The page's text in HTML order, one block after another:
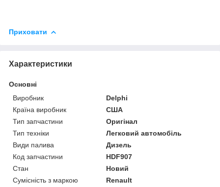
Приховати
Характеристики
Основні
Виробник
Delphi
Країна виробник
США
Тип запчастини
Оригінал
Тип техніки
Легковий автомобіль
Види палива
Дизель
Код запчастини
HDF907
Стан
Новий
Сумісність з маркою
Renault